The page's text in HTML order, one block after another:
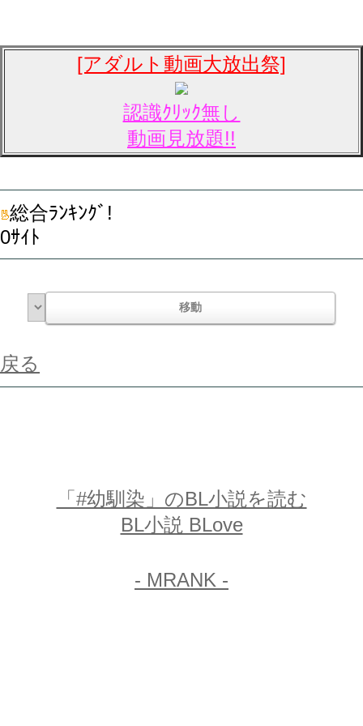
[アダルト動画大放出祭]
認識ｸﾘｯｸ無し
動画見放題!!
総合ﾗﾝｷﾝｸﾞ!
0ｻｲﾄ
戻る
「#幼馴染」のBL小説を読む
BL小説 BLove
- MRANK -